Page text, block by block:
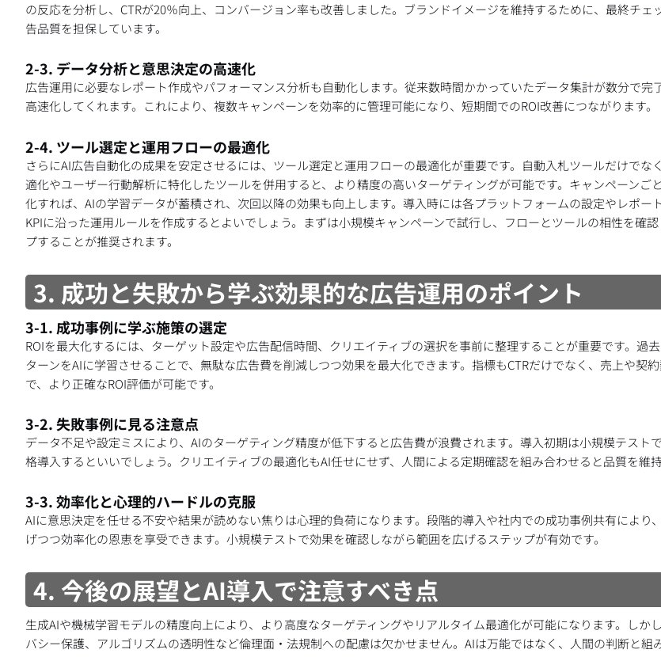
の反応を分析し、CTRが20％向上、コンバージョン率も改善しました。ブランドイメージを維持するために、最終チェ
告品質を担保しています。
2-3. データ分析と意思決定の高速化
広告運用に必要なレポート作成やパフォーマンス分析も自動化します。従来数時間かかっていたデータ集計が数分で完
高速化してくれます。これにより、複数キャンペーンを効率的に管理可能になり、短期間でのROI改善につながります。
2-4. ツール選定と運用フローの最適化
さらにAI広告自動化の成果を安定させるには、ツール選定と運用フローの最適化が重要です。自動入札ツールだけでな
適化やユーザー行動解析に特化したツールを併用すると、より精度の高いターゲティングが可能です。キャンペーンご
化すれば、AIの学習データが蓄積され、次回以降の効果も向上します。導入時には各プラットフォームの設定やレポー
KPIに沿った運用ルールを作成するとよいでしょう。まずは小規模キャンペーンで試行し、フローとツールの相性を確
プすることが推奨されます。
3. 成功と失敗から学ぶ効果的な広告運用のポイント
3-1. 成功事例に学ぶ施策の選定
ROIを最大化するには、ターゲット設定や広告配信時間、クリエイティブの選択を事前に整理することが重要です。過
ターンをAIに学習させることで、無駄な広告費を削減しつつ効果を最大化できます。指標もCTRだけでなく、売上や契
で、より正確なROI評価が可能です。
3-2. 失敗事例に見る注意点
データ不足や設定ミスにより、AIのターゲティング精度が低下すると広告費が浪費されます。導入初期は小規模テスト
格導入するといいでしょう。クリエイティブの最適化もAI任せにせず、人間による定期確認を組み合わせると品質を維持
3-3. 効率化と心理的ハードルの克服
AIに意思決定を任せる不安や結果が読めない焦りは心理的負荷になります。段階的導入や社内での成功事例共有により
げつつ効率化の恩恵を享受できます。小規模テストで効果を確認しながら範囲を広げるステップが有効です。
4. 今後の展望とAI導入で注意すべき点
生成AIや機械学習モデルの精度向上により、より高度なターゲティングやリアルタイム最適化が可能になります。しか
バシー保護、アルゴリズムの透明性など倫理面・法規制への配慮は欠かせません。AIは万能ではなく、人間の判断と組